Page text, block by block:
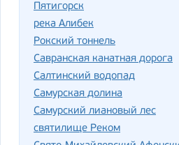
Пятигорск
река Алибек
Рокский тоннель
Савранская канатная дорога
Салтинский водопад
Самурская долина
Самурский лиановый лес
святилище Реком